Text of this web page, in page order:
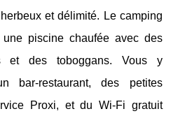
et délimité. Le camping
piscine chaufée avec des
et des toboggans. Vous y
bar-restaurant, des petites
Proxi, et du Wi-Fi gratuit